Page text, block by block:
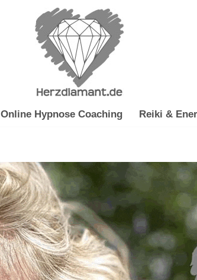
Online Hypnose Coaching Reiki &